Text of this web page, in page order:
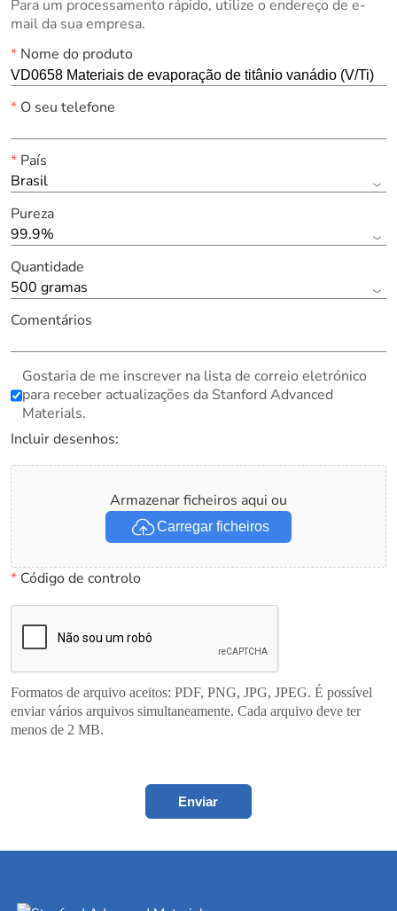
Para um processamento rápido, utilize o endereço de e-
mail da sua empresa.
*Nome do produto
*O seu telefone
*País
Brasil
Pureza
99.9%
Quantidade
500 gramas
Comentários
Gostaria de me inscrever na lista de correio eletrónico
para receber actualizações da Stanford Advanced
Materials.
Incluir desenhos:
Armazenar ficheiros aqui ou
Carregar ficheiros
*Código de controlo
Formatos de arquivo aceitos: PDF, PNG, JPG, JPEG. É possível
enviar vários arquivos simultaneamente. Cada arquivo deve ter
menos de 2 MB.
Enviar